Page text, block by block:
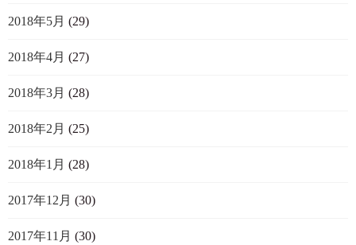
2018年5月 (29)
2018年4月 (27)
2018年3月 (28)
2018年2月 (25)
2018年1月 (28)
2017年12月 (30)
2017年11月 (30)